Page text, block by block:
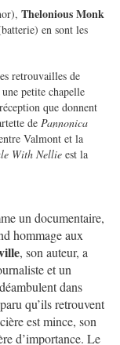
Thelonious Monk
en sont les
retrouvailles de
petite chapelle
que donnent
de Pannonica
Valmont et la
With Nellie est la
un documentaire,
hommage aux
, son auteur, a
et un
dans
qu’ils retrouvent
est mince, son
d’importance. Le